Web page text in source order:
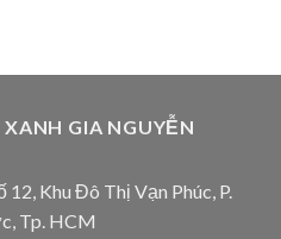
GIA NGUYỄN
Khu Đô Thị Vạn Phúc, P.
Tp. HCM